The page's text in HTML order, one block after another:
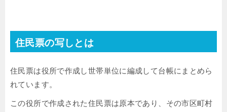
住民票の写しとは
住民票は役所で作成し世帯単位に編成して台帳にまとめら
れています。
この役所で作成された住民票は原本であり、その市区町村